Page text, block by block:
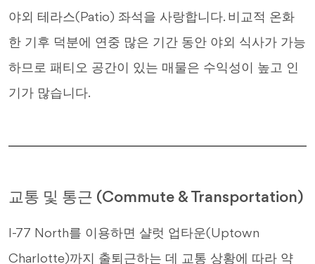
야외 테라스(Patio) 좌석을 사랑합니다. 비교적 온화
한 기후 덕분에 연중 많은 기간 동안 야외 식사가 가능
하므로 패티오 공간이 있는 매물은 수익성이 높고 인
기가 많습니다.
교통 및 통근 (Commute & Transportation)
I-77 North를 이용하면 샬럿 업타운(Uptown
Charlotte)까지 출퇴근하는 데 교통 상황에 따라 약